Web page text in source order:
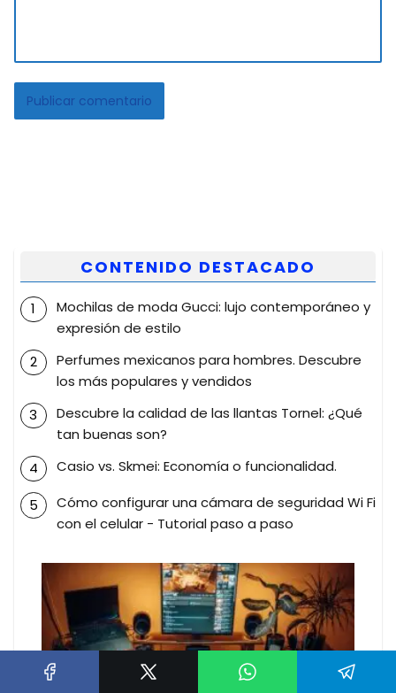
CONTENIDO DESTACADO
Mochilas de moda Gucci: lujo contemporáneo y
expresión de estilo
Perfumes mexicanos para hombres. Descubre
los más populares y vendidos
Descubre la calidad de las llantas Tornel: ¿Qué
tan buenas son?
Casio vs. Skmei: Economía o funcionalidad.
Cómo configurar una cámara de seguridad Wi Fi
con el celular - Tutorial paso a paso